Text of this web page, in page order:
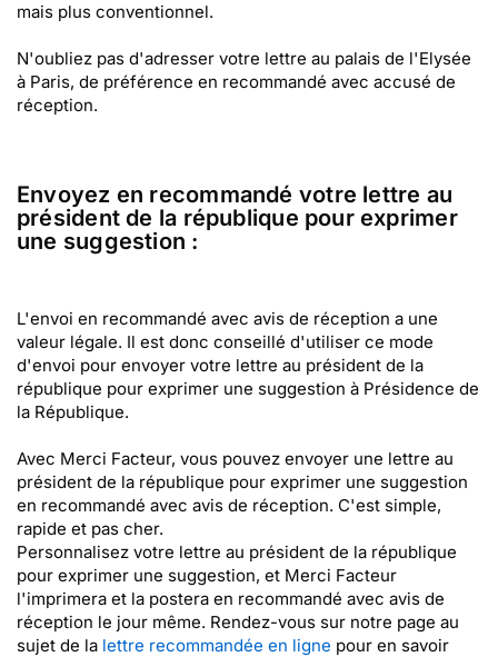
mais plus conventionnel.
N'oubliez pas d'adresser votre lettre au palais de l'Elysée
à Paris, de préférence en recommandé avec accusé de
réception.
Envoyez en recommandé votre lettre au
président de la république pour exprimer
une suggestion :
L'envoi en recommandé avec avis de réception a une
valeur légale. Il est donc conseillé d'utiliser ce mode
d'envoi pour envoyer votre lettre au président de la
république pour exprimer une suggestion à Présidence de
la République.
Avec Merci Facteur, vous pouvez envoyer une lettre au
président de la république pour exprimer une suggestion
en recommandé avec avis de réception. C'est simple,
rapide et pas cher.
Personnalisez votre lettre au président de la république
pour exprimer une suggestion, et Merci Facteur
l'imprimera et la postera en recommandé avec avis de
réception le jour même. Rendez-vous sur notre page au
sujet de la lettre recommandée en ligne pour en savoir